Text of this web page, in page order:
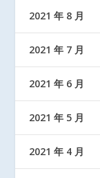
2021 年 8 月
2021 年 7 月
2021 年 6 月
2021 年 5 月
2021 年 4 月